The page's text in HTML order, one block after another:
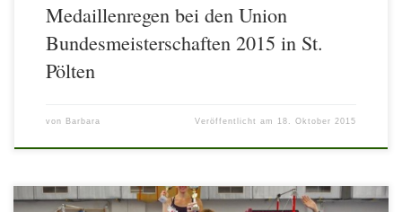
Medaillenregen bei den Union
Bundesmeisterschaften 2015 in St.
Pölten
von Barbara Veröffentlicht am 18. Oktober 2015